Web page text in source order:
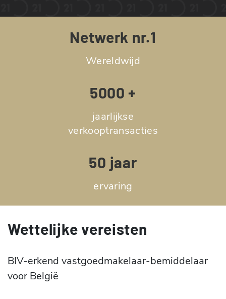
Netwerk nr.1
Wereldwijd
5000 +
jaarlijkse
verkooptransacties
50 jaar
ervaring
Wettelijke vereisten
BIV-erkend vastgoedmakelaar-bemiddelaar
voor België